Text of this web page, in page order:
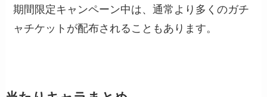
期間限定キャンペーン中は、通常より多くのガチ
ャチケットが配布されることもあります。